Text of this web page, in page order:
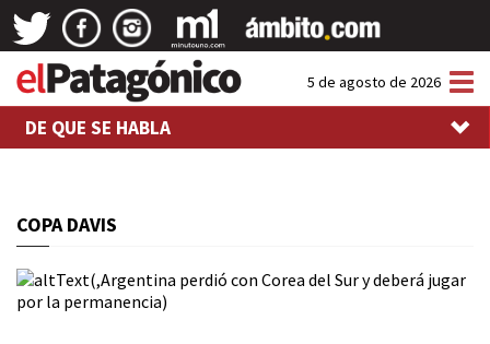
5 de agosto de 2026
DE QUE SE HABLA
COPA DAVIS